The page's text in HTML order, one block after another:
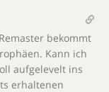
bekommt
Kann ich
aufgelevelt ins
erhaltenen